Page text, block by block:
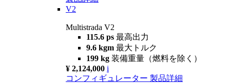
V2
Multistrada V2
115.6 ps 最高出力
9.6 kgm 最大トルク
199 kg 装備重量（燃料を除く）
¥ 2,124,000 i
コンフィギュレーター 製品詳細